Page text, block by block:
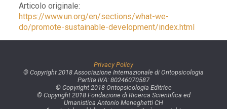
Articolo originale:
https://www.un.org/en/sections/what-we-
do/promote-sustainable-development/index.html
Privacy Policy
© Copyright 2018 Associazione Internazionale di Ontopsicologia
Partita IVA: 80246070587
© Copyright 2018 Ontopsicologia Editrice
© Copyright 2018 Fondazione di Ricerca Scientifica ed
Umanistica Antonio Meneghetti CH